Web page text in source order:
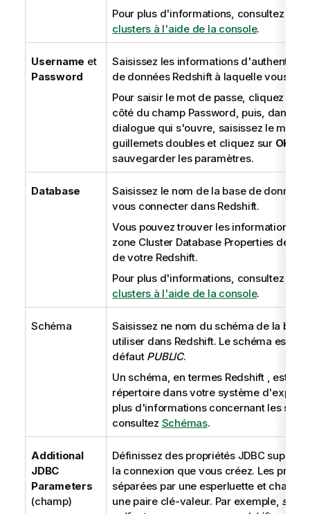
Pour plus d'informations, consultez
clusters à l'aide de la console.
Username et
Password
Saisissez les informations
de données Redshift à laquelle vous
Pour saisir le mot de passe, cliquez sur
côté du champ Password, puis, dans la
dialogue qui s'ouvre, saisissez le mot
guillemets doubles et cliquez sur OK
sauvegarder les paramètres.
Database
Saisissez le nom de la base de données
vous connecter dans Redshift.
Vous pouvez trouver les informations
zone Cluster Database Properties de la
de votre Redshift.
Pour plus d'informations, consultez
clusters à l'aide de la console.
Schéma
Saisissez ne nom du schéma de la
utiliser dans Redshift. Le schéma est
défaut PUBLIC.
Un schéma, en termes Redshift , est
répertoire dans votre système
plus d'informations concernant les
consultez Schémas.
Additional
JDBC
Parameters
(champ)
Définissez des propriétés JDBC
la connexion que vous créez. Les
séparées par une esperluette et chaque
une paire clé-valeur. Par exemple,